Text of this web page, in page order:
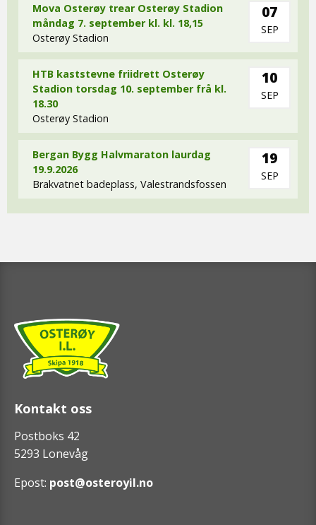
Mova Osterøy trear Osterøy Stadion
måndag 7. september kl. kl. 18,15
Osterøy Stadion
07
SEP
HTB kaststevne friidrett Osterøy
Stadion torsdag 10. september frå kl.
18.30
Osterøy Stadion
10
SEP
Bergan Bygg Halvmaraton laurdag
19.9.2026
Brakvatnet badeplass, Valestrandsfossen
19
SEP
Kontakt oss
Postboks 42
5293 Lonevåg
Epost: post@osteroyil.no